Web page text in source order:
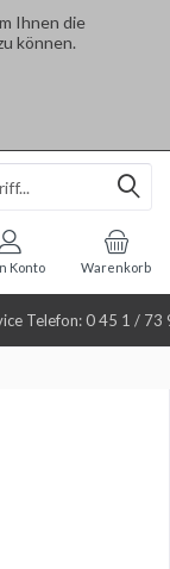
Ihnen die
können.
Telefon: 0 45 1 / 73
Warenkorb
Konto